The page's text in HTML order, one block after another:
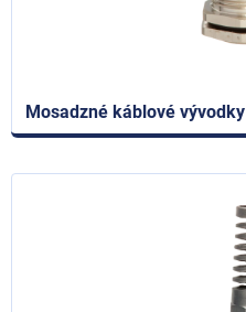
Mosadzné káblové vývodky